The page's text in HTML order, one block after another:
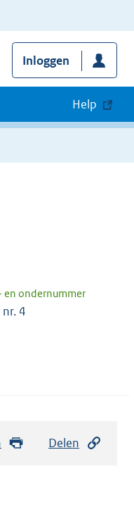
Inloggen
Help
en ondernummer
4
Delen